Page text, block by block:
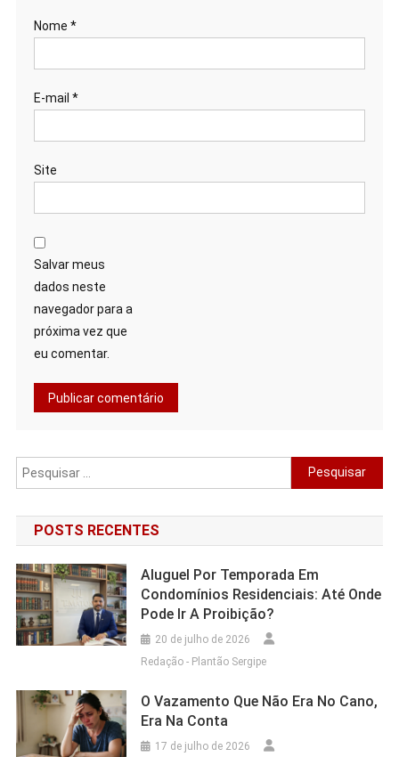
Nome *
E-mail *
Site
Salvar meus
dados neste
navegador para a
próxima vez que
eu comentar.
Pesquisar
por:
POSTS RECENTES
Aluguel Por Temporada Em
Condomínios Residenciais: Até Onde
Pode Ir A Proibição?
20 de julho de 2026
Redação - Plantão Sergipe
O Vazamento Que Não Era No Cano,
Era Na Conta
17 de julho de 2026